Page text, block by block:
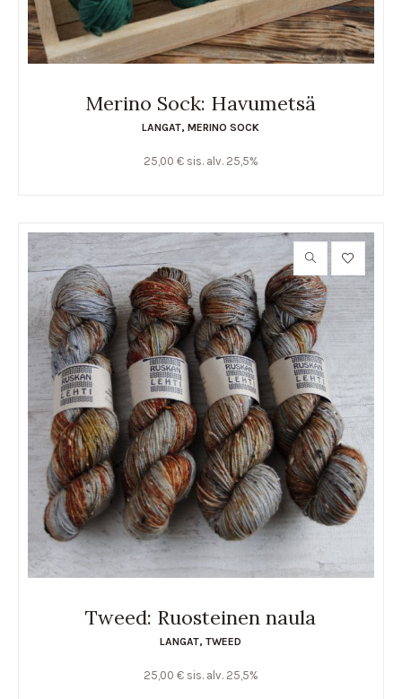
Merino Sock: Havumetsä
LANGAT,MERINO SOCK
25,00 € sis. alv. 25,5%
Tweed: Ruosteinen naula
LANGAT,TWEED
25,00 € sis. alv. 25,5%